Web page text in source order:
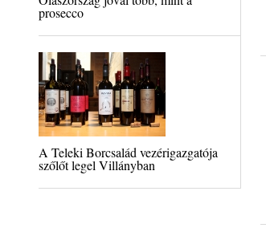
prosecco
A Teleki Borcsalád vezérigazgatója
szőlőt legel Villányban